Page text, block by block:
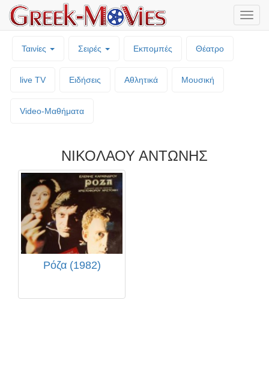
Ταινίες Σειρές Εκπομπές Θέατρο
live TV Ειδήσεις Αθλητικά Μουσική
Video-Mαθήματα
ΝΙΚΟΛΑΟΥ ΑΝΤΩΝΗΣ
Ρόζα (1982)